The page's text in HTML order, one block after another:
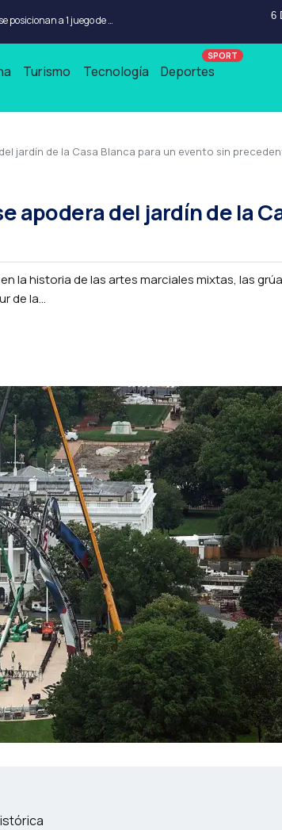
Saudita 6
Turismo Tecnología Deportes
jardín de la Casa Blanca para un evento sin
apodera del jardín de la
la historia de las artes marciales mixtas, las
de la...